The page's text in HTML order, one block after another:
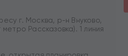
г. Москва, р-н Внуково,
Рассказовка). 1 линия